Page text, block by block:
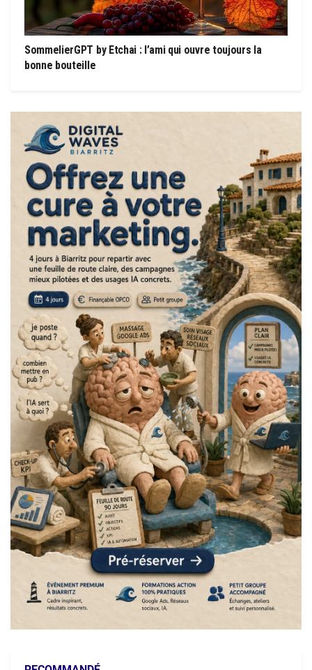
SommelierGPT by Etchai : l’ami qui ouvre toujours la
bonne bouteille